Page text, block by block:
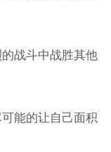
战斗中战胜其他
能的让自己面积